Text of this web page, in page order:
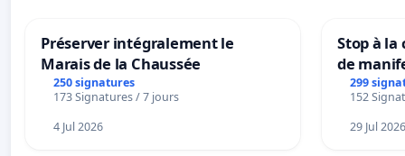
L’article 6 de ce projet de loi sénatorial ajoute le
dérogation à l’article L. 121-3 [celui cité plus haut], la
Préserver intégralement le
Marais de la Chaussée
250 signatures
173 Signatures / 7 jours
4 Jul 2026
Stop à
de
299
152
29 Jul 2026